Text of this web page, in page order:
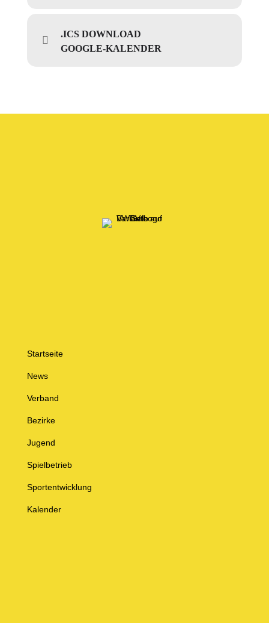
.ICS DOWNLOAD
GOOGLE-KALENDER
Startseite
News
Verband
Bezirke
Jugend
Spielbetrieb
Sportentwicklung
Kalender